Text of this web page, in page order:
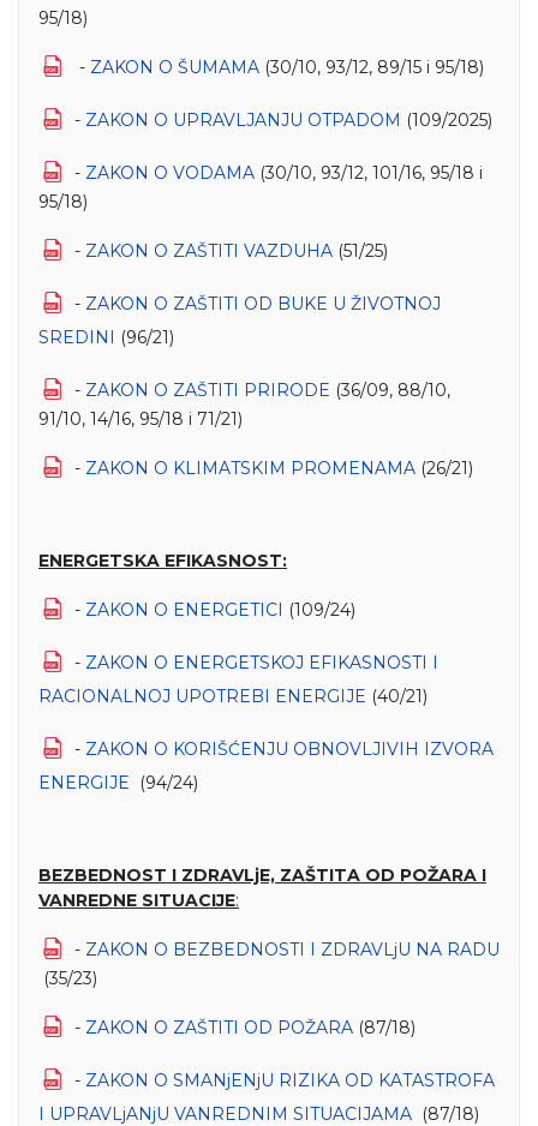
95/18)
- ZAKON O ŠUMAMA (30/10, 93/12, 89/15 i 95/18)
- ZAKON O UPRAVLЈANЈU OTPADOM (109/2025)
- ZAKON O VODAMA (30/10, 93/12, 101/16, 95/18 i
95/18)
- ZAKON O ZAŠTITI VAZDUHA (51/25)
- ZAKON O ZAŠTITI OD BUKE U ŽIVOTNOЈ
SREDINI (96/21)
- ZAKON O ZAŠTITI PRIRODE (36/09, 88/10,
91/10, 14/16, 95/18 i 71/21)
- ZAKON O KLIMATSKIM PROMENAMA (26/21)
ENERGETSKA EFIKASNOST:
- ZAKON O ENERGETICI (109/24)
- ZAKON O ENERGETSKOJ EFIKASNOSTI I
RACIONALNOJ UPOTREBI ENERGIJE (40/21)
- ZAKON O KORIŠĆENJU OBNOVLJIVIH IZVORA
ENERGIJE
(94/24)
BEZBEDNOST I ZDRAVLjE, ZAŠTITA OD POŽARA I
VANREDNE SITUACIJE:
- ZAKON O BEZBEDNOSTI I ZDRAVLjU NA RADU
(35/23)
- ZAKON O ZAŠTITI OD POŽARA (87/18)
- ZAKON O SMANjENjU RIZIKA OD KATASTROFA
I UPRAVLjANjU VANREDNIM SITUACIJAMA (87/18)